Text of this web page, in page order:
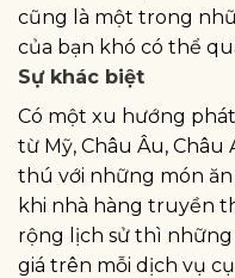
cũng là một trong
của bạn khó có thể
Sự khác biệt
Có một xu hướng
từ Mỹ, Châu Âu,
thú với những món ăn
khi nhà hàng truyền
rộng lịch sử thì
giá trên mỗi dịch vụ